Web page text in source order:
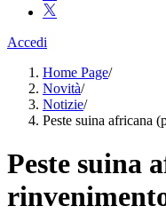
Accedi
Home Page/
Novità/
Notizie/
Peste suina africana
Peste suina